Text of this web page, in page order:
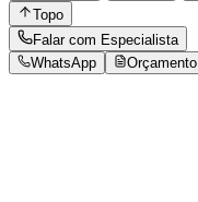
Topo
Falar com Especialista
WhatsApp
Orçamento